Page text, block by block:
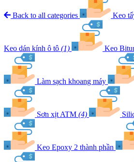
Back to all categories Keo
Keo dán kính ô tô (1) Keo
Làm sạch khoang máy
Sơn xịt ATM (4)
Keo Epoxy 2 thành phần